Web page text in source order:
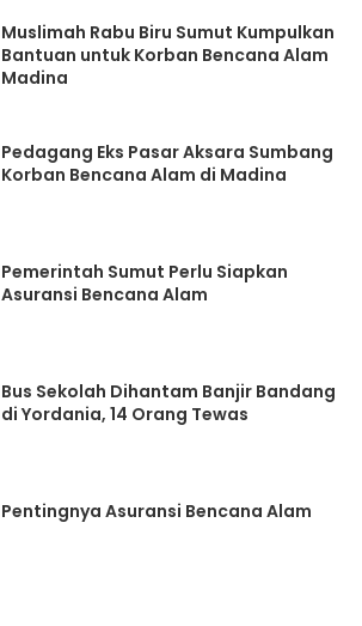
Muslimah Rabu Biru Sumut Kumpulkan
Bantuan untuk Korban Bencana Alam
Madina
Pedagang Eks Pasar Aksara Sumbang
Korban Bencana Alam di Madina
Pemerintah Sumut Perlu Siapkan
Asuransi Bencana Alam
Bus Sekolah Dihantam Banjir Bandang
di Yordania, 14 Orang Tewas
Pentingnya Asuransi Bencana Alam